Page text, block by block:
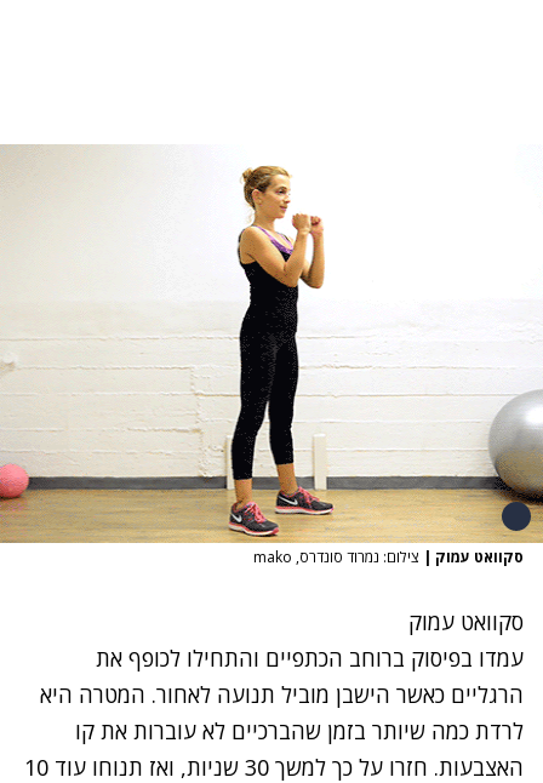
סקוואט עמוק | צילום: נמרוד סונדרס, mako
סקוואט עמוק
עמדו בפיסוק ברוחב הכתפיים והתחילו לכופף את
הרגליים כאשר הישבן מוביל תנועה לאחור. המטרה היא
לרדת כמה שיותר בזמן שהברכיים לא עוברות את קו
האצבעות. חזרו על כך למשך 30 שניות, ואז תנוחו עוד 10